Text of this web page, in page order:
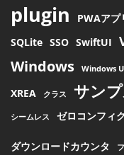
plugin PWAアプ
SQLite SSO SwiftUI
Windows Windows
XREA クラス サン
シームレス ゼロコンフィ
ダウンロードカウンタ